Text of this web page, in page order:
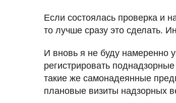
Если состоялась проверка и
то лучше сразу это сделать.
И вновь я не буду намеренно
регистрировать
такие же самонадеянные
плановые визиты надзорных